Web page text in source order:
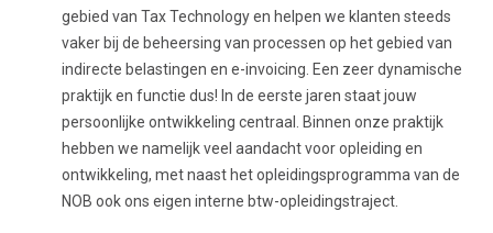
gebied van Tax Technology en helpen we klanten steeds
vaker bij de beheersing van processen op het gebied van
indirecte belastingen en e-invoicing. Een zeer dynamische
praktijk en functie dus! In de eerste jaren staat jouw
persoonlijke ontwikkeling centraal. Binnen onze praktijk
hebben we namelijk veel aandacht voor opleiding en
ontwikkeling, met naast het opleidingsprogramma van de
NOB ook ons eigen interne btw-opleidingstraject.